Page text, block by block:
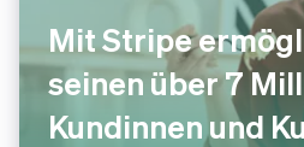
Mit Stripe
seinen über 7
Kundinnen und